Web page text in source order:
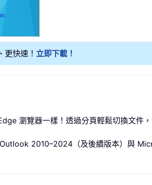
快速！ 立即下載！
瀏覽器一樣！透過分頁輕鬆切換文件，
2010–2024（及後續版本）與